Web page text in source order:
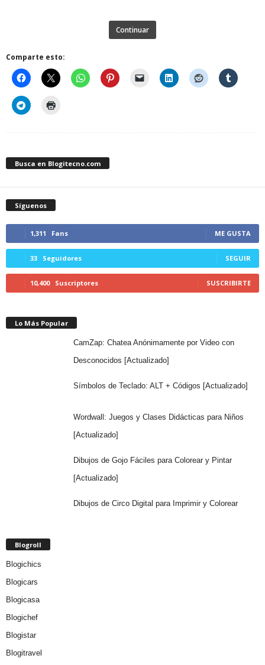
Continuar
Comparte esto:
Busca en Blogitecno.com
Síguenos
1,311 Fans ME GUSTA
33 Seguidores SEGUIR
10,400 Suscriptores SUSCRIBIRTE
Lo Más Popular
CamZap: Chatea Anónimamente por Video con
Desconocidos [Actualizado]
Símbolos de Teclado: ALT + Códigos [Actualizado]
Wordwall: Juegos y Clases Didácticas para Niños
[Actualizado]
Dibujos de Gojo Fáciles para Colorear y Pintar
[Actualizado]
Dibujos de Circo Digital para Imprimir y Colorear
Blogroll
Blogichics
Blogicars
Blogicasa
Blogichef
Blogistar
Blogitravel